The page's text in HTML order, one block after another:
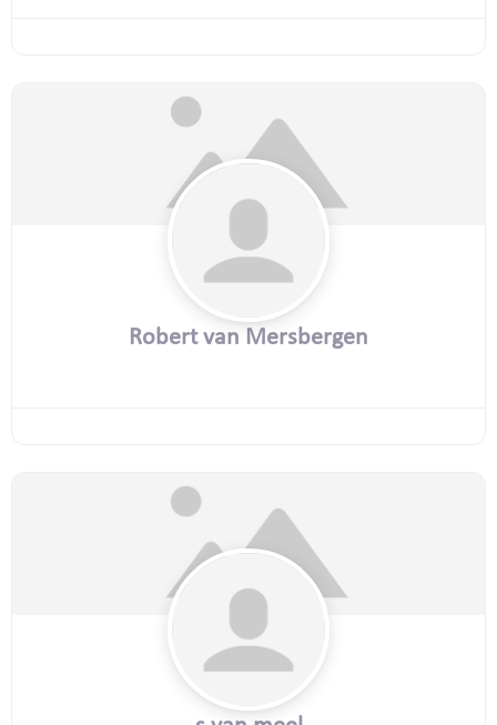
Robert van Mersbergen